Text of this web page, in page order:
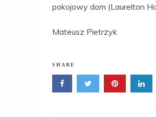
pokojowy dom (Laurelton
Mateusz Pietrzyk
SHARE